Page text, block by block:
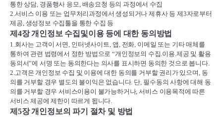
통한 상담, 경품행사 응모, 배송요청 등의 과정에서 수집
2.서비스 이용 또는 업무처리과정에서 생성되거나 제휴사 등 제3자로부터
제공, 생성정보 수집툴을 통한 수집 등
제 4장 개인정보 수집및이용 등에 대한 동의방법
1.회사는 고객이 서면, 인터넷사이트, 앱, 전화, 이메일 또는 기타 매체를
통하여 관련 법령에서 정한 방법으로“개인정보의 수집.이용.제공 및 활용
동의서”에 서명 또는 동의한다는 의사를 표시하면 동의한 것으로 봅니다.
2.고객은 개인정보 수집 및 이용에 대한 동의를 거부할 권리가 있으며, 동
의를 거부할 경우 별도의 불이익은 없습니다. 단, 필수동의 사항에 대해 동
의를 거부할 경우 서비스이용이 불가능하거나,서비스 이용목적에 따른
서비스 제공에 제한이 따르게 됩니다.
제 5장 개인정보의 파기 절차 및 방법